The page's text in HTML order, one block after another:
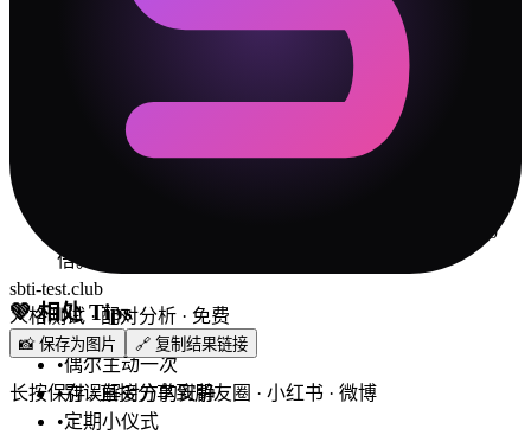
僧人 说话比较直，但 死者 可能比你想象中更在意措
辞。批评的时候先肯定，再建议——对 死者 这种类型特
每次吵完架，花 5 分钟复盘"我们到底在吵什么"。大
部分时候答案是：吵的不是事情本身，而是"你不理解
来，双方暂停 15 分钟再继续。比冷战和摔门有效 100
倍。
💚相处 Tips
•偶尔主动一次
•别误解对方的安静
•定期小仪式
sbti-test.club
人格测试 · 配对分析 · 免费
📸 保存为图片 🔗 复制结果链接
长按保存 / 直接分享到朋友圈 · 小红书 · 微博